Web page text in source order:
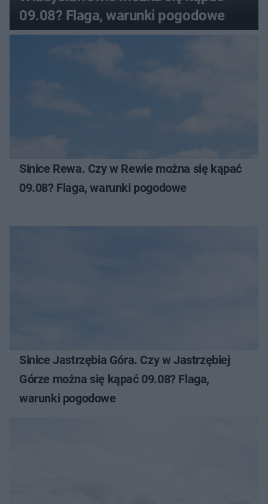
09.08? Flaga, warunki pogodowe
Sinice Rewa. Czy w Rewie można się kąpać
09.08? Flaga, warunki pogodowe
Sinice Jastrzębia Góra. Czy w Jastrzębiej
Górze można się kąpać 09.08? Flaga,
warunki pogodowe